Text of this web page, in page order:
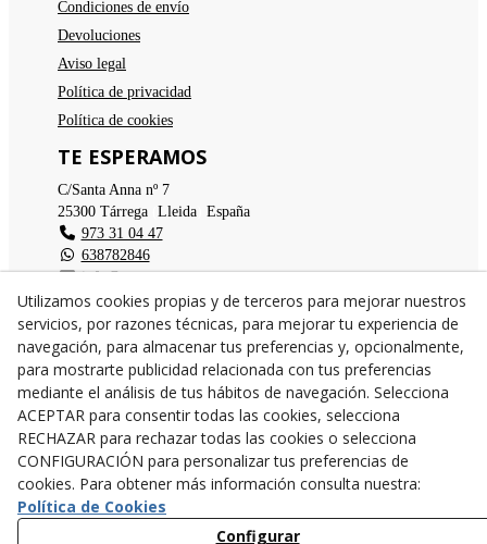
Condiciones de envío
Devoluciones
Aviso legal
Política de privacidad
Política de cookies
TE ESPERAMOS
C/Santa Anna nº 7
25300 Tárrega Lleida España
973 31 04 47
638782846
info@cangurstarrega.com
© 08/2026 Cangurs - Todos los derechos reservados.
Utilizamos cookies propias y de terceros para mejorar nuestros
servicios, por razones técnicas, para mejorar tu experiencia de
navegación, para almacenar tus preferencias y, opcionalmente,
para mostrarte publicidad relacionada con tus preferencias
mediante el análisis de tus hábitos de navegación. Selecciona
ACEPTAR para consentir todas las cookies, selecciona
RECHAZAR para rechazar todas las cookies o selecciona
CONFIGURACIÓN para personalizar tus preferencias de
cookies. Para obtener más información consulta nuestra:
Política de Cookies
Configurar